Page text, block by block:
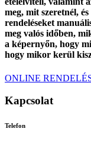
meg, mit szeretnél,
rendeléseket
meg valós időben,
a képernyőn, hogy
hogy mikor kerül
ONLINE
Kapcsolat
Telefon